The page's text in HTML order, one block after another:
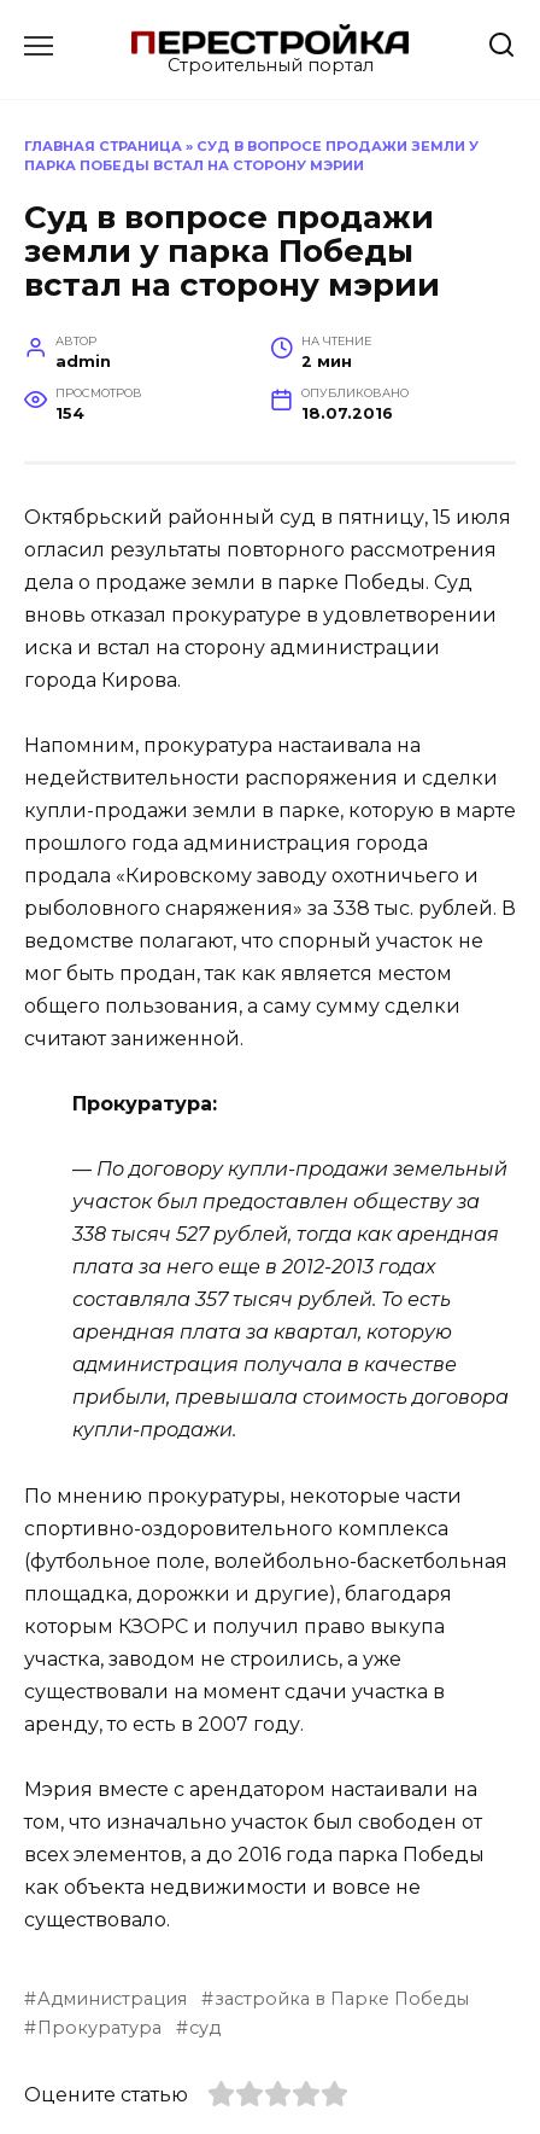
Строительный портал
ГЛАВНАЯ СТРАНИЦА » СУД В ВОПРОСЕ ПРОДАЖИ ЗЕМЛИ У
ПАРКА ПОБЕДЫ ВСТАЛ НА СТОРОНУ МЭРИИ
Суд в вопросе продажи
земли у парка Победы
встал на сторону мэрии
АВТОР
admin
НА ЧТЕНИЕ
2 мин
ПРОСМОТРОВ
154
ОПУБЛИКОВАНО
18.07.2016
Октябрьский районный суд в пятницу, 15 июля
огласил результаты повторного рассмотрения
дела о продаже земли в парке Победы. Суд
вновь отказал прокуратуре в удовлетворении
иска и встал на сторону администрации
города Кирова.
Напомним, прокуратура настаивала на
недействительности распоряжения и сделки
купли-продажи земли в парке, которую в марте
прошлого года администрация города
продала «Кировскому заводу охотничьего и
рыболовного снаряжения» за 338 тыс. рублей. В
ведомстве полагают, что спорный участок не
мог быть продан, так как является местом
общего пользования, а саму сумму сделки
считают заниженной.
Прокуратура:
— По договору купли-продажи земельный
участок был предоставлен обществу за
338 тысяч 527 рублей, тогда как арендная
плата за него еще в 2012-2013 годах
составляла 357 тысяч рублей. То есть
арендная плата за квартал, которую
администрация получала в качестве
прибыли, превышала стоимость договора
купли-продажи.
По мнению прокуратуры, некоторые части
спортивно-оздоровительного комплекса
(футбольное поле, волейбольно-баскетбольная
площадка, дорожки и другие), благодаря
которым КЗОРС и получил право выкупа
участка, заводом не строились, а уже
существовали на момент сдачи участка в
аренду, то есть в 2007 году.
Мэрия вместе с арендатором настаивали на
том, что изначально участок был свободен от
всех элементов, а до 2016 года парка Победы
как объекта недвижимости и вовсе не
существовало.
Администрация
застройка в Парке Победы
Прокуратура
суд
Оцените статью